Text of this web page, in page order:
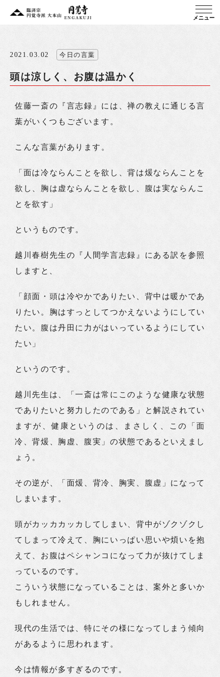
メニュー
2021.03.02 今日の言葉
頭は涼しく、お腹は温かく
佐藤一斎の『言志録』には、禅の教えに通じる言
葉がいくつもございます。
こんな言葉があります。
「面は冷ならんことを欲し、背は煖ならんことを
欲し、胸は虚ならんことを欲し、腹は実ならんこ
とを欲す」
というものです。
越川春樹先生の『人間学言志録』にある訳を参照
しますと、
「顔面・頭は冷やかでありたい、背中は暖かであ
りたい。胸はすっとしてつかえないようにしてい
たい。腹は丹田に力がはいっているようにしてい
たい」
というのです。
越川先生は、「一斎は常にこのような健康な状態
でありたいと努力したのである」と解説されてい
ますが、健康というのは、まさしく、この「面
冷、背煖、胸虚、腹実」の状態であるといえまし
ょう。
その逆が、「面煖、背冷、胸実、腹虚」になって
しまいます。
頭がカッカカッカしてしまい、背中がゾクゾクし
てしまって冷えて、胸にいっぱい思いや煩いを抱
えて、お腹はペシャンコになって力が抜けてしま
っているのです。
こういう状態になっていることは、案外と多いか
もしれません。
現代の生活では、特にその様になってしまう傾向
があるように思われます。
今は情報が多すぎるのです。